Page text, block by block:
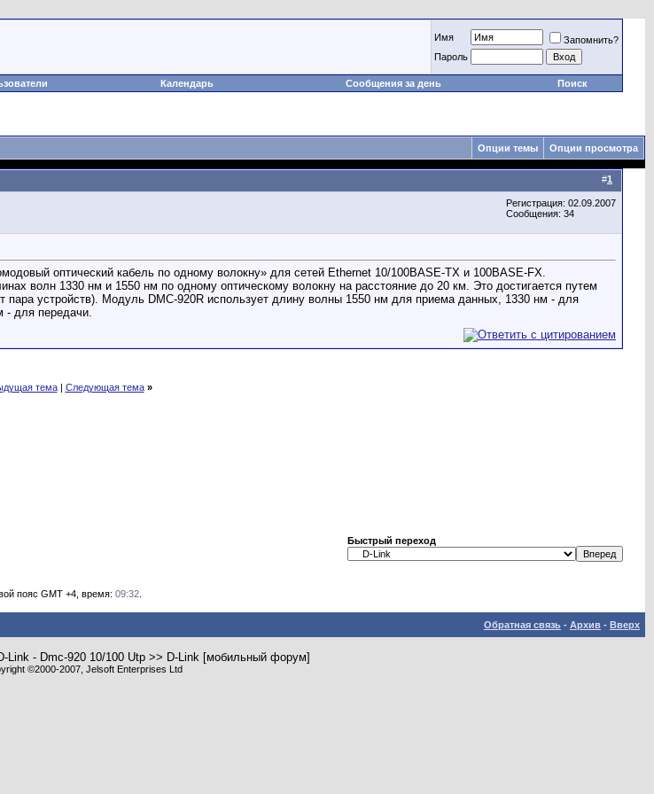
Имя
Запомнить?
Пароль
Календарь Сообщения за день Поиск
Опции темы Опции просмотра
#1
Регистрация: 02.09.2007
Сообщения: 34
оптический кабель по одному волокну» для сетей Ethernet 10/100BASE-TX и 100BASE-FX.
волн 1330 нм и 1550 нм по одному оптическому волокну на расстояние до 20 км. Это достигается путем
пара устройств). Модуль DMC-920R использует длину волны 1550 нм для приема данных, 1330 нм - для
- для передачи.
тема| Следующая тема »
Быстрый переход
пояс GMT +4, время: 09:32.
Обратная связь - Архив - Вверх
Link - Dmc-920 10/100 Utp >> D-Link [мобильный форум]
©2000-2007, Jelsoft Enterprises Ltd